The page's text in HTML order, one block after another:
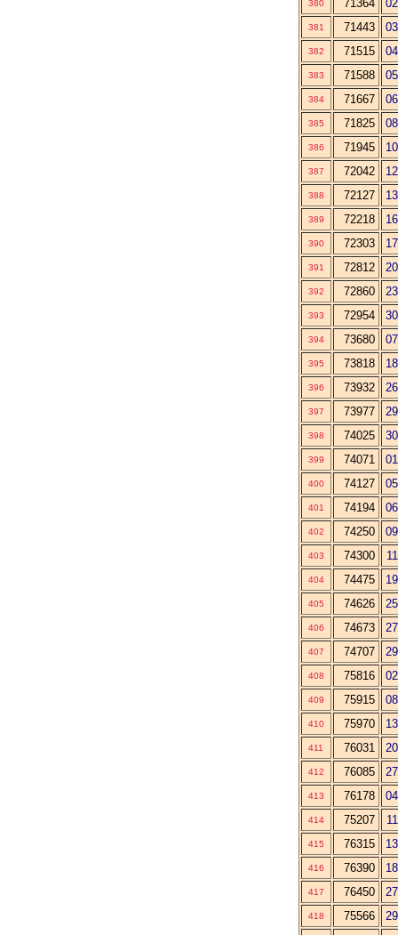
380 71364
381 71443
382 71515
383 71588
384 71667
385 71825
386 71945
387 72042
388 72127
389 72218
390 72303
391 72812
392 72860
393 72954
394 73680
395 73818
396 73932
397 73977
398 74025
399 74071
400 74127
401 74194
402 74250
403 74300
404 74475
405 74626
406 74673
407 74707
408 75816
409 75915
410 75970
411 76031
412 76085
413 76178
414 75207
415 76315
416 76390
417 76450
418 75566